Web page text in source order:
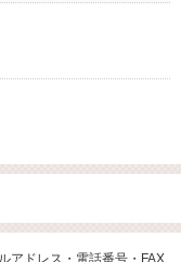
アドレス・電話番号・FAX